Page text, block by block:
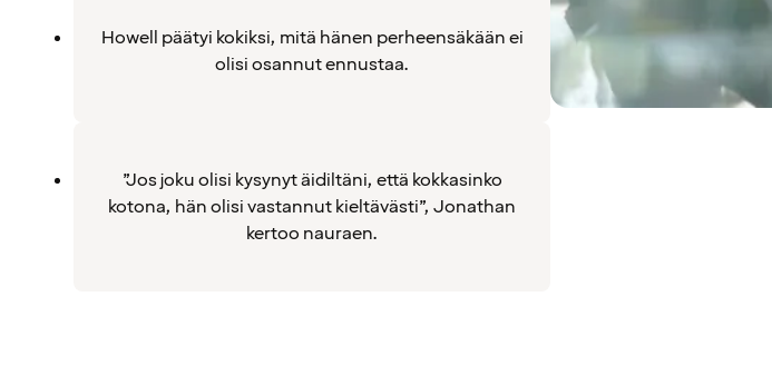
Howell päätyi kokiksi, mitä hänen perheensäkään ei
olisi osannut ennustaa.
”Jos joku olisi kysynyt äidiltäni, että kokkasinko
kotona, hän olisi vastannut kieltävästi”, Jonathan
kertoo nauraen.